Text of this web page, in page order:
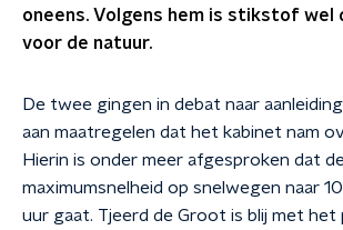
oneens. Volgens hem is stikstof wel
voor de natuur.
De twee gingen in debat naar
aan maatregelen dat het kabinet nam
Hierin is onder meer afgesproken dat
maximumsnelheid op snelwegen naar
uur gaat. Tjeerd de Groot is blij met het